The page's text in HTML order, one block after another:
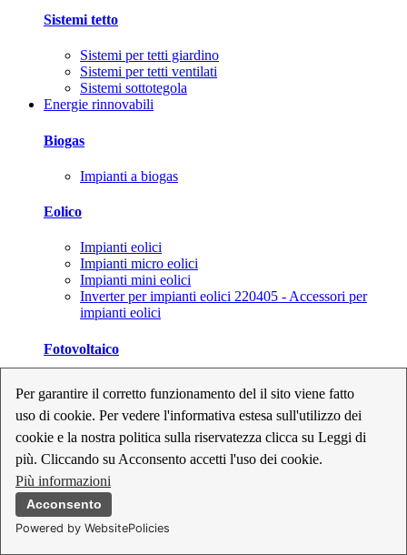
Per garantire il corretto funzionamento del il sito viene fatto
uso di cookie. Per vedere l'informativa estesa sull'utilizzo dei
cookie e la nostra politica sulla riservatezza clicca su Leggi di
più. Cliccando su Acconsento accetti l'uso dei cookie.
Più informazioni
Acconsento
Powered by WebsitePolicies
Sistemi tetto
Sistemi per tetti giardino
Sistemi per tetti ventilati
Sistemi sottotegola
Energie rinnovabili
Biogas
Impianti a biogas
Eolico
Impianti eolici
Impianti micro eolici
Impianti mini eolici
Inverter per impianti eolici 220405 - Accessori per
impianti eolici
Fotovoltaico
Inverter per impianti fotovoltaici
Kit per impianti fotovoltaici
Moduli fotovoltaici
Sistemi di monitoraggio per impianti fotovoltaici
Strumenti di collaudo e configurazione per impianti
fotovoltaici
Supporti per impianti fotovoltaici
Geotermia